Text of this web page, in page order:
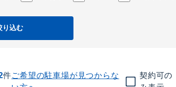
り込む
件ご希望の駐車場が見つからな
契約可の